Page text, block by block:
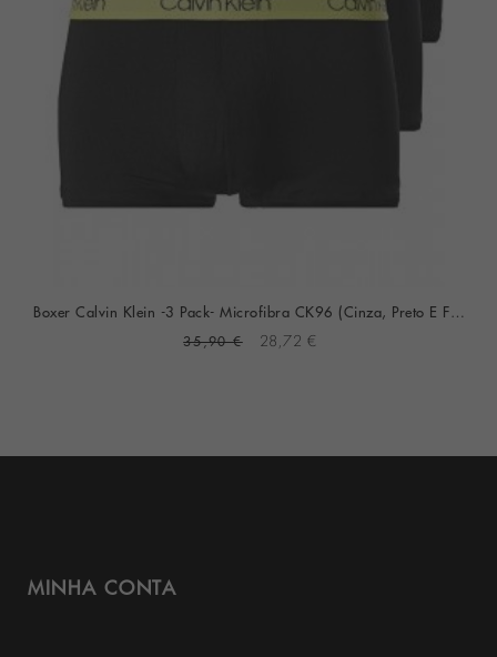
Boxer Calvin Klein -3 Pack- Microfibra CK96 (Cinza, Preto E Fantasia)
35,90 € 28,72 €
MINHA CONTA